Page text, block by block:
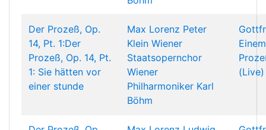
Der Prozeß, Op.
14, Pt. 1:Der
Prozeß, Op. 14, Pt.
1: Sie hätten vor
einer stunde
Max Lorenz Peter
Klein Wiener
Staatsopernchor
Wiener
Philharmoniker Karl
Böhm
(Live)